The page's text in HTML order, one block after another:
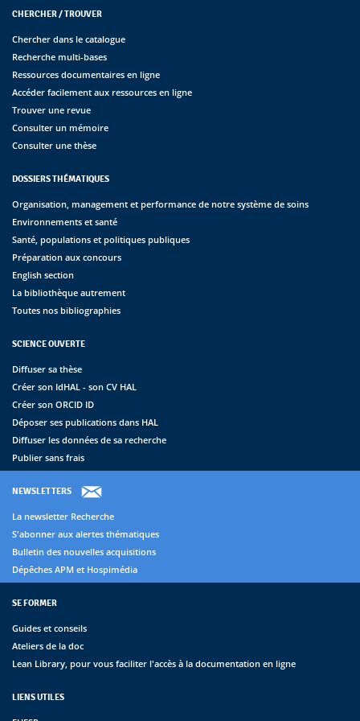
CHERCHER / TROUVER
Chercher dans le catalogue
Recherche multi-bases
Ressources documentaires en ligne
Accéder facilement aux ressources en ligne
Trouver une revue
Consulter un mémoire
Consulter une thèse
DOSSIERS THÉMATIQUES
Organisation, management et performance de notre système de soins
Environnements et santé
Santé, populations et politiques publiques
Préparation aux concours
English section
La bibliothèque autrement
Toutes nos bibliographies
SCIENCE OUVERTE
Diffuser sa thèse
Créer son IdHAL - son CV HAL
Créer son ORCID ID
Déposer ses publications dans HAL
Diffuser les données de sa recherche
Publier sans frais
NEWSLETTERS
La newsletter Recherche
S'abonner aux alertes thématiques
Bulletin des nouvelles acquisitions
Dépêches APM et Hospimédia
SE FORMER
Guides et conseils
Ateliers de la doc
Lean Library, pour vous faciliter l'accès à la documentation en ligne
LIENS UTILES